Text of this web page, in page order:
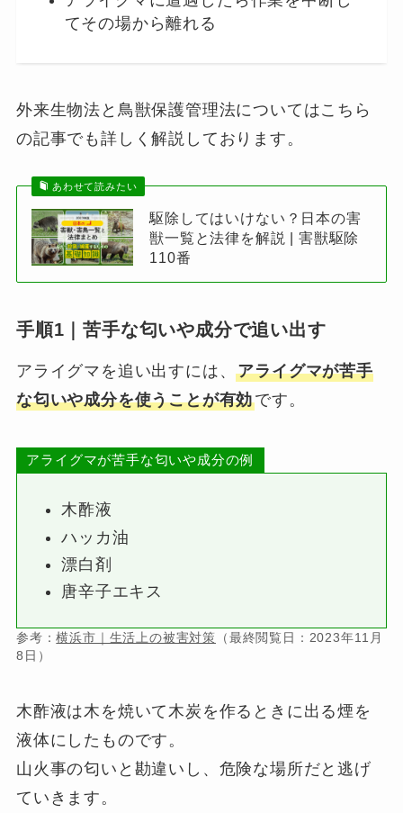
てその場から離れる
外来生物法と鳥獣保護管理法についてはこちら
の記事でも詳しく解説しております。
あわせて読みたい
駆除してはいけない？日本の害
獣一覧と法律を解説 | 害獣駆除
110番
手順1｜苦手な匂いや成分で追い出す
アライグマを追い出すには、アライグマが苦手
な匂いや成分を使うことが有効です。
アライグマが苦手な匂いや成分の例
木酢液
ハッカ油
漂白剤
唐辛子エキス
参考：横浜市｜生活上の被害対策 （最終閲覧日：2023年11月
8日）
木酢液は木を焼いて木炭を作るときに出る煙を
液体にしたものです。
山火事の匂いと勘違いし、危険な場所だと逃げ
ていきます。